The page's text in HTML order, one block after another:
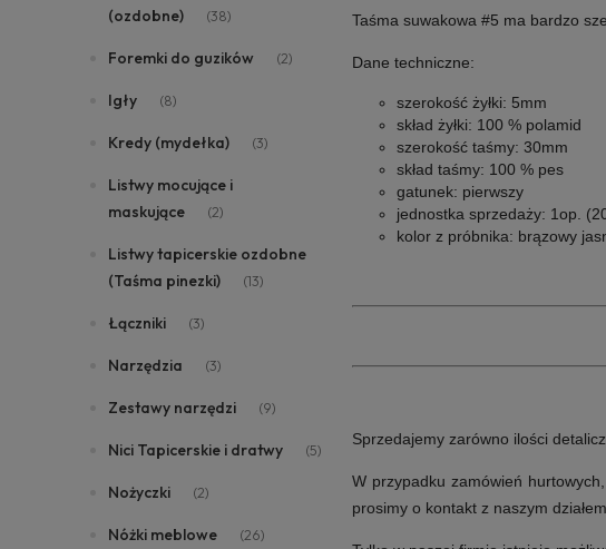
(ozdobne)
(38)
Foremki do guzików (2)
Igły (8)
Kredy (mydełka) (3)
Listwy mocujące i
maskujące
(2)
Listwy tapicerskie ozdobne
(Taśma pinezki)
(13)
Łączniki (3)
Narzędzia (3)
Zestawy narzędzi (9)
Nici Tapicerskie i dratwy (5)
Nożyczki (2)
Nóżki meblowe (26)
Taśma suwakowa #5 ma bardzo
Dane techniczne:
szerokość żyłki: 5mm
skład żyłki: 100 % polamid
szerokość taśmy: 30mm
skład taśmy: 100 % pes
gatunek: pierwszy
jednostka sprzedaży: 1op.
kolor z próbnika: brązowy
Sprzedajemy zarówno ilości
W przypadku zamówień
prosimy o kontakt z naszym